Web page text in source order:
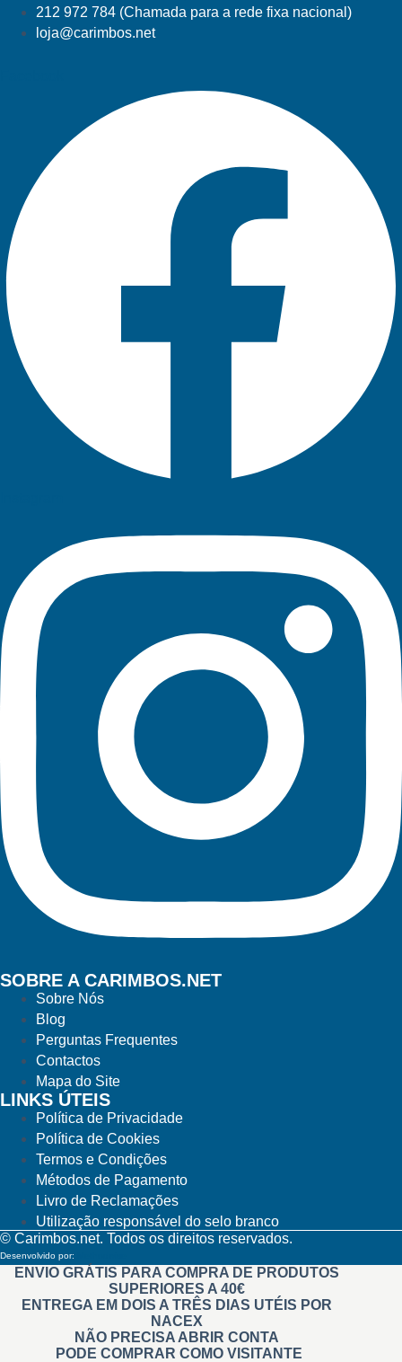
212 972 784 (Chamada para a rede fixa nacional)
loja@carimbos.net
SOBRE A CARIMBOS.NET
Sobre Nós
Blog
Perguntas Frequentes
Contactos
Mapa do Site
LINKS ÚTEIS
Política de Privacidade
Política de Cookies
Termos e Condições
Métodos de Pagamento
Livro de Reclamações
Utilização responsável do selo branco
© Carimbos.net. Todos os direitos reservados.
Desenvolvido por:
ENVIO GRÁTIS PARA COMPRA DE PRODUTOS
SUPERIORES A 40€
ENTREGA EM DOIS A TRÊS DIAS UTÉIS POR
NACEX
NÃO PRECISA ABRIR CONTA
PODE COMPRAR COMO VISITANTE